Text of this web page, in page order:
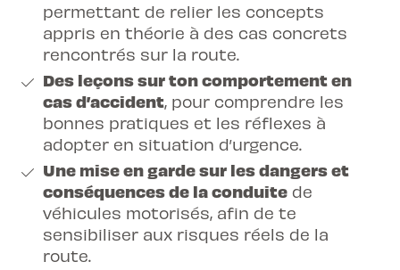
permettant de relier les concepts
appris en théorie à des cas concrets
rencontrés sur la route.
Des leçons sur ton comportement en
cas d’accident, pour comprendre les
bonnes pratiques et les réflexes à
adopter en situation d’urgence.
Une mise en garde sur les dangers et
conséquences de la conduite de
véhicules motorisés, afin de te
sensibiliser aux risques réels de la
route.